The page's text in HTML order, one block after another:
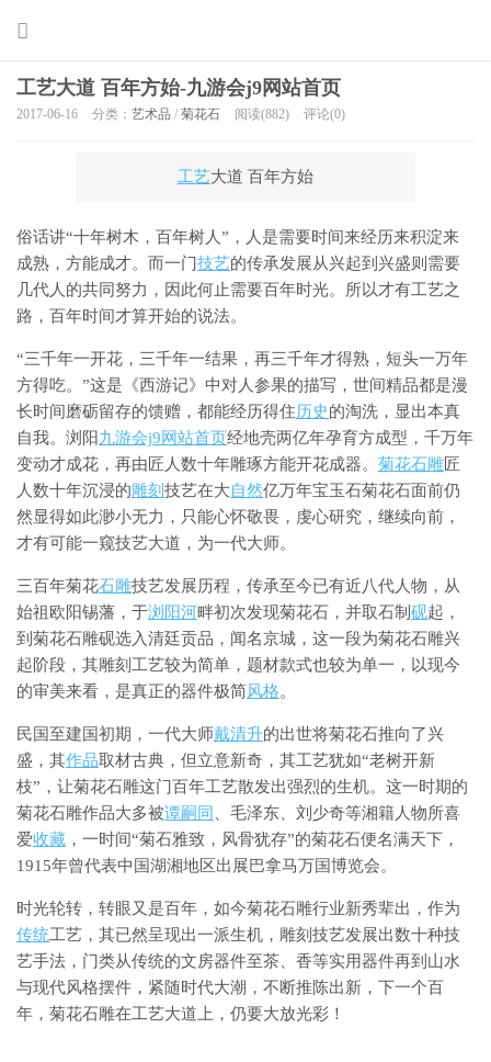
工艺大道 百年方始-九游会j9网站首页
2017-06-16 分类： 艺术品 / 菊花石 阅读(882) 评论(0)
工艺大道 百年方始
俗话讲“十年树木，百年树人”，人是需要时间来经历来积淀来
成熟，方能成才。而一门技艺的传承发展从兴起到兴盛则需要
几代人的共同努力，因此何止需要百年时光。所以才有工艺之
路，百年时间才算开始的说法。
“三千年一开花，三千年一结果，再三千年才得熟，短头一万年
方得吃。”这是《西游记》中对人参果的描写，世间精品都是漫
长时间磨砺留存的馈赠，都能经历得住历史的淘洗，显出本真
自我。浏阳九游会j9网站首页经地壳两亿年孕育方成型，千万年
变动才成花，再由匠人数十年雕琢方能开花成器。 菊花石雕匠
人数十年沉浸的雕刻技艺在大自然亿万年宝玉石菊花石面前仍
然显得如此渺小无力，只能心怀敬畏，虔心研究，继续向前，
才有可能一窥技艺大道，为一代大师。
三百年菊花石雕技艺发展历程，传承至今已有近八代人物，从
始祖欧阳锡藩，于浏阳河畔初次发现菊花石，并取石制 砚起，
到菊花石雕砚选入清廷贡品，闻名京城，这一段为菊花石雕兴
起阶段，其雕刻工艺较为简单，题材款式也较为单一，以现今
的审美来看，是真正的器件极简风格。
民国至建国初期，一代大师戴清升的出世将菊花石推向了兴
盛，其作品取材古典，但立意新奇，其工艺犹如“老树开新
枝”，让菊花石雕这门百年工艺散发出强烈的生机。这一时期的
菊花石雕作品大多被谭嗣同
、毛泽东、刘少奇等湘籍人物所喜
爱收藏 ，一时间“菊石雅致，风骨犹存”的菊花石便名满天下，
1915年曾代表中国湖湘地区出展巴拿马万国博览会。
时光轮转，转眼又是百年，如今菊花石雕行业新秀辈出，作为
传统工艺，其已然呈现出一派生机，雕刻技艺发展出数十种技
艺手法，门类从传统的文房器件至茶、香等实用器件再到山水
与现代风格摆件，紧随时代大潮，不断推陈出新，下一个百
年，菊花石雕在工艺大道上，仍要大放光彩！